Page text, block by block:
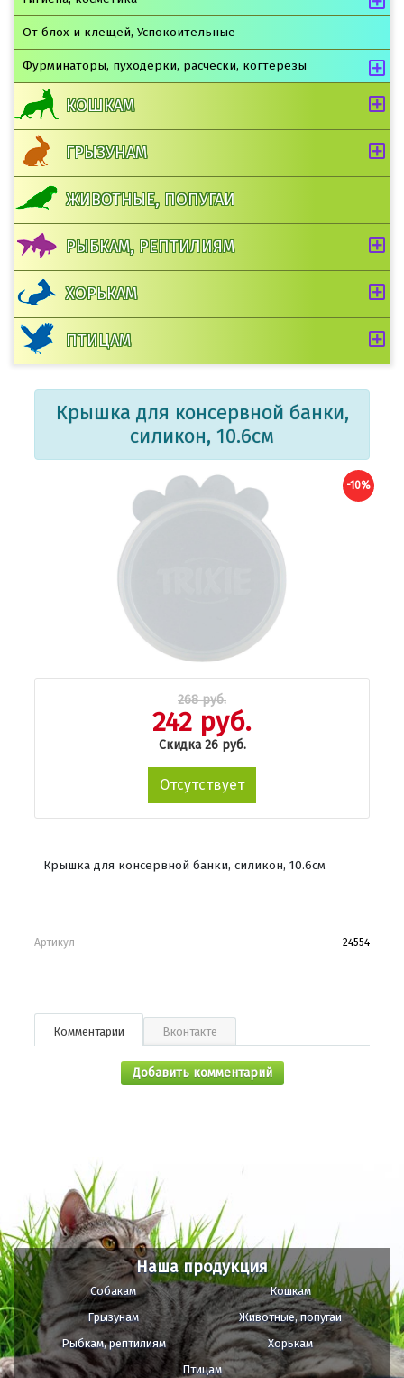
От блох и клещей, Успокоительные
Фурминаторы, пуходерки, расчески, когтерезы
КОШКАМ
ГРЫЗУНАМ
ЖИВОТНЫЕ, ПОПУГАИ
РЫБКАМ, РЕПТИЛИЯМ
ХОРЬКАМ
ПТИЦАМ
Крышка для консервной банки,
силикон, 10.6см
-10%
268 руб.
242 руб.
Скидка 26 руб.
Отсутствует
Крышка для консервной банки, силикон, 10.6см
Артикул 24554
Комментарии Вконтакте
Добавить комментарий
Наша продукция
Собакам
Кошкам
Грызунам
Животные, попугаи
Рыбкам, рептилиям
Хорькам
Птицам